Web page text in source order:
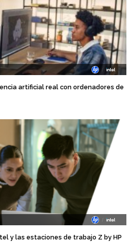
artificial real con ordenadores de
y las estaciones de trabajo Z by HP